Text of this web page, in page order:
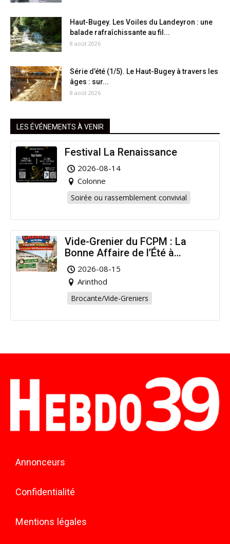
Haut-Bugey. Les Voiles du Landeyron : une
balade rafraîchissante au fil...
8 août 2026
Série d’été (1/5). Le Haut-Bugey à travers les
âges : sur...
8 août 2026
LES ÉVÉNEMENTS À VENIR
Festival La Renaissance
2026-08-14
Colonne
Soirée ou rassemblement convivial
Vide-Grenier du FCPM : La
Bonne Affaire de l’Été à
Arinthod !
2026-08-15
Arinthod
Brocante/Vide-Greniers